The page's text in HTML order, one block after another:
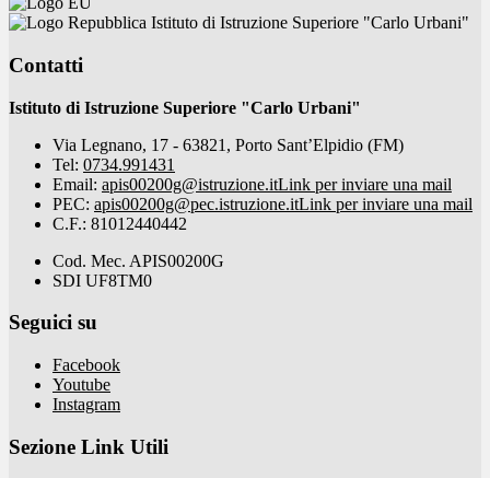
Istituto di Istruzione Superiore "Carlo Urbani"
Contatti
Istituto di Istruzione Superiore "Carlo Urbani"
Via Legnano, 17 - 63821, Porto Sant’Elpidio (FM)
Tel: 0734.991431
Email: apis00200g@istruzione.itLink per inviare una mail
PEC: apis00200g@pec.istruzione.itLink per inviare una mail
C.F.: 81012440442
Cod. Mec. APIS00200G
SDI UF8TM0
Seguici su
Facebook
Youtube
Instagram
Sezione Link Utili